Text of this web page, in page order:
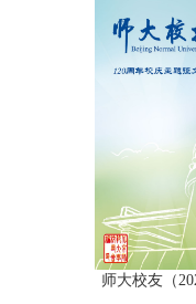
师大校友（